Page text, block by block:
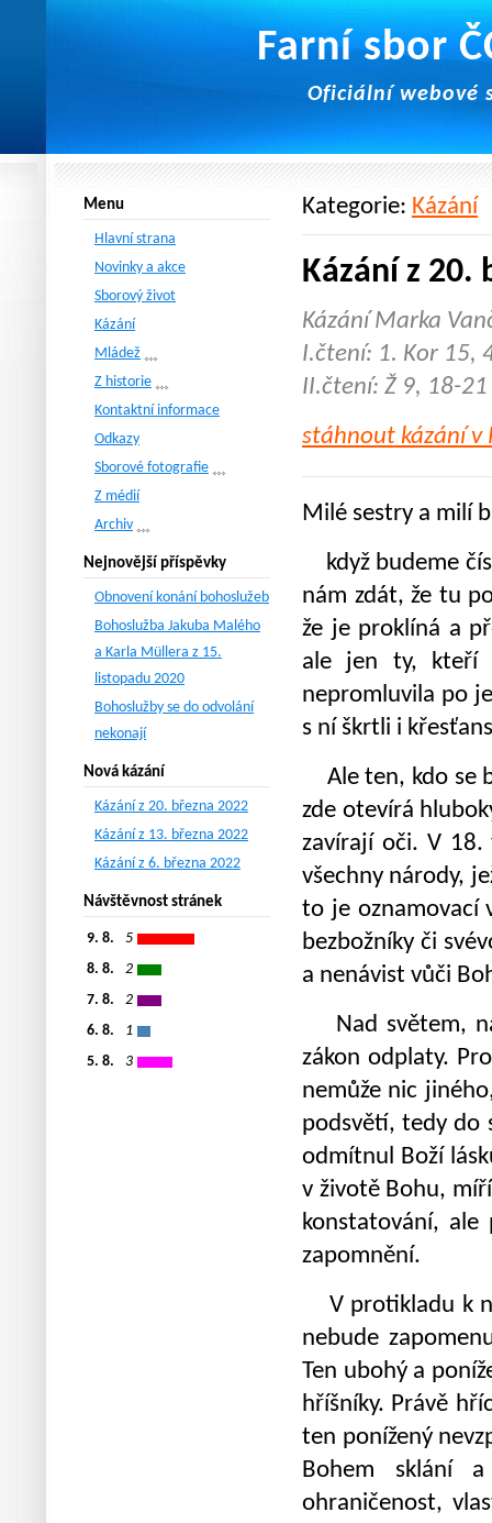
Farní sbor
Oficiální webové
Kategorie: Kázání
Kázání z 20.
Kázání Marka
I.čtení: 1. Kor 15,
II.čtení: Ž 9, 18-21
stáhnout kázání v
Milé sestry a milí
když budeme
nám zdát, že tu
že je proklíná a
ale jen ty, kteří
nepromluvila po
s ní škrtli i
Ale ten, kdo se
zde otevírá
zavírají oči. V 18.
všechny národy,
to je oznamovací
bezbožníky či
a nenávist vůči
Nad světem,
zákon odplaty.
nemůže nic
podsvětí, tedy do
odmítnul Boží
v životě Bohu,
konstatování, ale
zapomnění.
V protikladu k
nebude
Ten ubohý a
hříšníky. Právě
ten ponížený
Bohem sklání
ohraničenost,
Menu
Hlavní strana
Novinky a akce
Sborový život
Kázání
Mládež
Z historie
Kontaktní informace
Odkazy
Sborové fotografie
Z médií
Archiv
Nejnovější příspěvky
Obnovení konání bohoslužeb
Bohoslužba Jakuba Malého
a Karla Müllera z 15.
listopadu 2020
Bohoslužby se do odvolání
nekonají
Nová kázání
Kázání z 20. března 2022
Kázání z 13. března 2022
Kázání z 6. března 2022
Návštěvnost stránek
9. 8.
5
8. 8.
2
7. 8.
2
6. 8.
1
5. 8.
3